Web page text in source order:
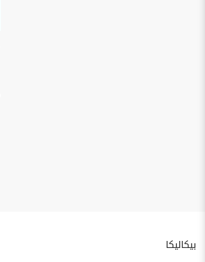
بيكاليكا